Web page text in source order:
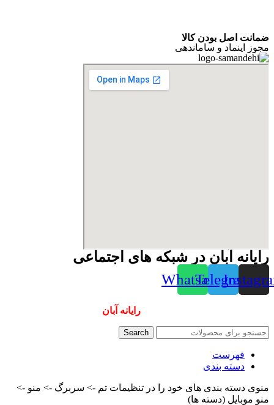
ضمانت اصل بودن کالا
مجوز اینماد و ساماندهی
رایانه آبان در شبکه های اجتماعی
Telegram
Whatsapp
رایانه آبان
Search
فهرست
دسته بندی
منوی دسته بندی های خود را در تنظیمات تم -> سربرگ -> منو ->
منو موبایل (دسته ها)